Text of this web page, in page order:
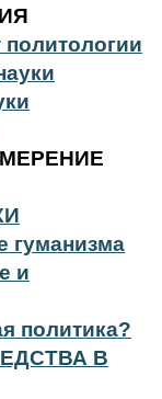
гуманизма
и
политика?
В